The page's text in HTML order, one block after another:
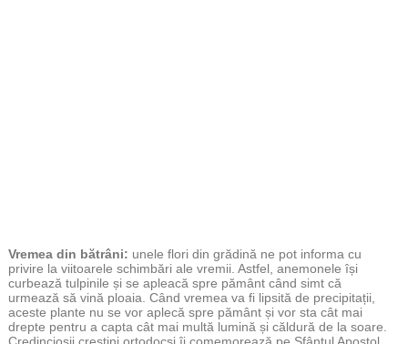
Vremea din bătrâni: unele flori din grădină ne pot informa cu
privire la viitoarele schimbări ale vremii. Astfel, anemonele își
curbează tulpinile și se apleacă spre pământ când simt că
urmează să vină ploaia. Când vremea va fi lipsită de precipitații,
aceste plante nu se vor aplecă spre pământ și vor sta cât mai
drepte pentru a capta cât mai multă lumină și căldură de la soare.